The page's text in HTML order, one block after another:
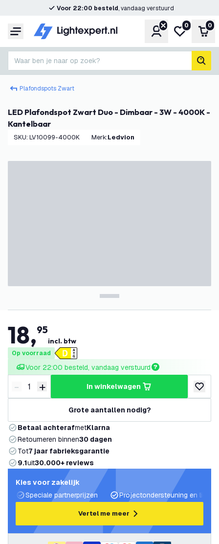
Voor 22:00 besteld, vandaag verstuurd
Menu Account
Mijn
0 0
Waar ben je naar op zoek?
Plafondspots Zwart
LED Plafondspot Zwart Duo - Dimbaar - 3W - 4000K -
Kantelbaar
SKU: LV10099-4000K Merk: Ledvion
18,95
incl. btw
Op voorraad
Voor 22:00 besteld, vandaag verstuurd
Verminder hoeveelheid
- Verhoog hoeveelheid
+ in winkelwagen
Grote aantallen nodig?
Betaal achterafmetKlarna
Retourneren binnen30 dagen
Tot7 jaar fabrieksgarantie
9.1uit30.000+ reviews
Kies voor zakelijk
Speciale partnerprijzen
Projectondersteuning en
Vertel me meer